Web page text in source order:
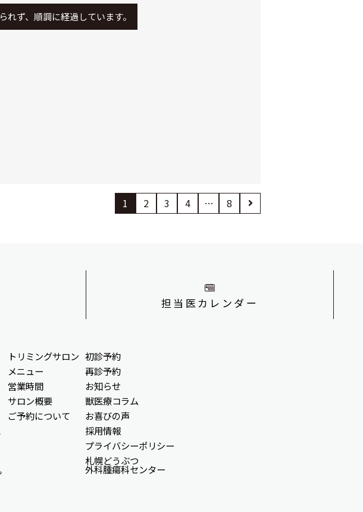
ず、順調に経過しています。
1 2 3 4 … 8
担当医カレンダー
トリミングサロン
メニュー
営業時間
サロン概要
ご予約について
初診予約
再診予約
お知らせ
獣医療コラム
お喜びの声
採用情報
プライバシーポリシー
札幌どうぶつ
外科腫瘍科センター